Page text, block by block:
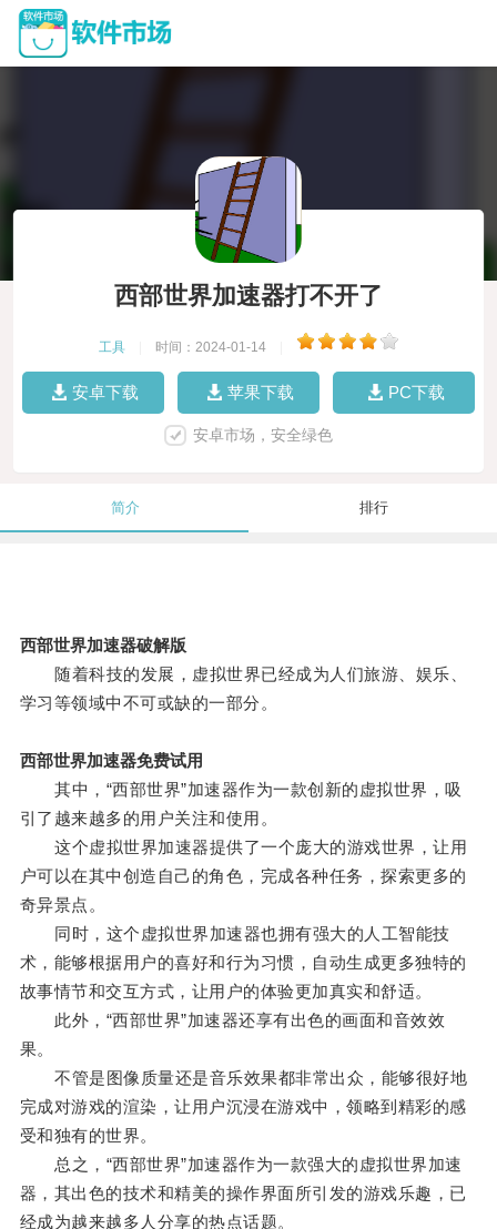
西部世界加速器打不开了
工具 时间：2024-01-14
安卓下载 苹果下载 PC下载
安卓市场，安全绿色
简介 排行
西部世界加速器破解版
随着科技的发展，虚拟世界已经成为人们旅游、娱乐、
学习等领域中不可或缺的一部分。
西部世界加速器免费试用
其中，“西部世界”加速器作为一款创新的虚拟世界，吸
引了越来越多的用户关注和使用。
这个虚拟世界加速器提供了一个庞大的游戏世界，让用
户可以在其中创造自己的角色，完成各种任务，探索更多的
奇异景点。
同时，这个虚拟世界加速器也拥有强大的人工智能技
术，能够根据用户的喜好和行为习惯，自动生成更多独特的
故事情节和交互方式，让用户的体验更加真实和舒适。
此外，“西部世界”加速器还享有出色的画面和音效效
果。
不管是图像质量还是音乐效果都非常出众，能够很好地
完成对游戏的渲染，让用户沉浸在游戏中，领略到精彩的感
受和独有的世界。
总之，“西部世界”加速器作为一款强大的虚拟世界加速
器，其出色的技术和精美的操作界面所引发的游戏乐趣，已
经成为越来越多人分享的热点话题。